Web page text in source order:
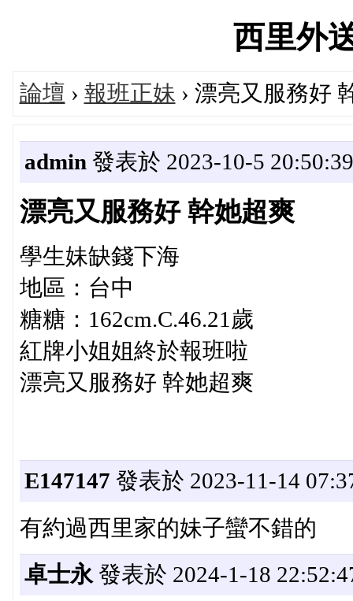
西里外
論壇 › 報班正妹 › 漂亮又服務好
admin 發表於 2023-10-5 20:50:39
漂亮又服務好 幹她超爽
學生妹缺錢下海
地區：台中
糖糖：162cm.C.46.21歲
紅牌小姐姐終於報班啦
漂亮又服務好 幹她超爽
E147147 發表於 2023-11-14
有約過西里家的妹子蠻不錯的
卓士永發表於 2024-1-18